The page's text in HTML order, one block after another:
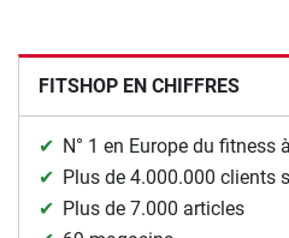
FITSHOP EN CHIFFRES
N° 1 en Europe du fitness
Plus de 4.000.000 clients
Plus de 7.000 articles